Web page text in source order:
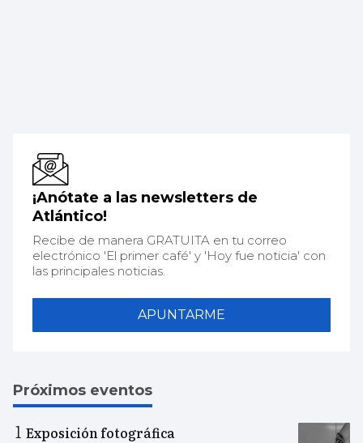
¡Anótate a las newsletters de
Atlántico!
Recibe de manera GRATUITA en tu correo
electrónico 'El primer café' y 'Hoy fue noticia' con
las principales noticias.
APUNTARME
Próximos eventos
Exposición fotográfica